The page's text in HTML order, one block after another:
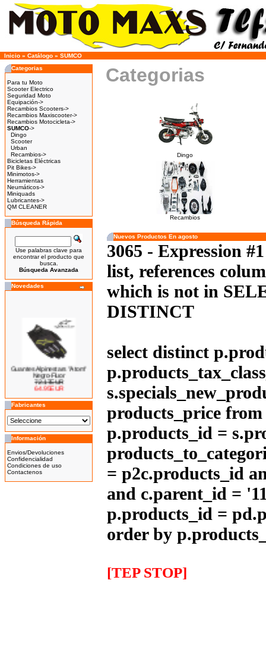
Inicio » Catálogo » SUMCO
Categorias
Para tu Moto
Scooter Electrico
Seguridad Moto
Equipación->
Recambios Scooters->
Recambios Maxiscooter->
Recambios Motocicleta->
SUMCO->
Dingo
Scooter
Urban
Recambios->
Bicicletas Eléctricas
Pit Bikes->
Minimotos->
Herramientas
Neumáticos->
Miniquads
Lubricantes->
QM CLEANER
Búsqueda Rápida
Use palabras clave para
encontrar el producto que
busca.
Búsqueda Avanzada
Novedades
Guantes Alpinestars "Atom"
Negro-Fluor
72.17EUR
64.95EUR
---------
14''
425.00EUR
---------
Fabricantes
Información
Envios/Devoluciones
Confidencialidad
Condiciones de uso
Contactenos
Categorias
Dingo
Recambios
Nuevos Productos En agosto
3065 - Expression
list, references
which is not in
DISTINCT
select distinct
products_price
p.products_id =
= p2c.products_id
and c.parent_id =
p.products_id =
order by
[TEP STOP]